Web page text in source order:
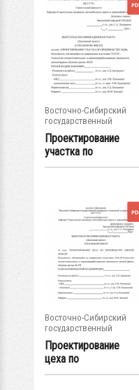
Восточно-Сибирский
государственный
университет...
Проектирование
участка по
производству МДФ :
Восточно-Сибирский
государственный
университет...
Проектирование
цеха по
производству